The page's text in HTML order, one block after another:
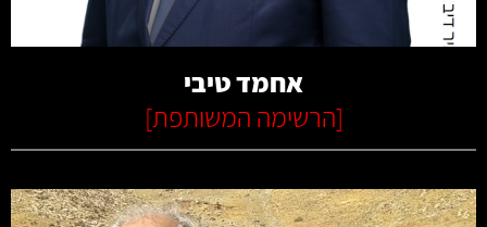
אחמד טיבי
[הרשימה המשותפת]